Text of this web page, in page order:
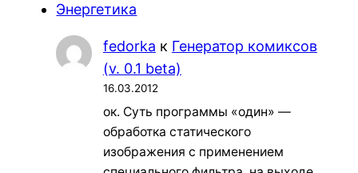
Энергетика
fedorka к Генератор комиксов
(v. 0.1 beta)
16.03.2012
ок. Суть программы «один» —
обработка статического
изображения с применением